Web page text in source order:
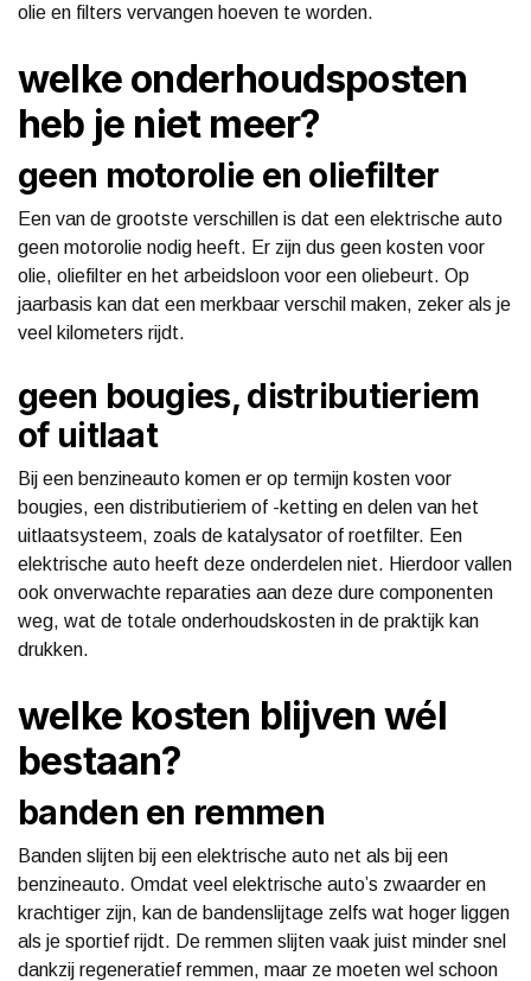
olie en filters vervangen hoeven te worden.
welke onderhoudsposten
heb je niet meer?
geen motorolie en oliefilter
Een van de grootste verschillen is dat een elektrische auto
geen motorolie nodig heeft. Er zijn dus geen kosten voor
olie, oliefilter en het arbeidsloon voor een oliebeurt. Op
jaarbasis kan dat een merkbaar verschil maken, zeker als je
veel kilometers rijdt.
geen bougies, distributieriem
of uitlaat
Bij een benzineauto komen er op termijn kosten voor
bougies, een distributieriem of -ketting en delen van het
uitlaatsysteem, zoals de katalysator of roetfilter. Een
elektrische auto heeft deze onderdelen niet. Hierdoor vallen
ook onverwachte reparaties aan deze dure componenten
weg, wat de totale onderhoudskosten in de praktijk kan
drukken.
welke kosten blijven wél
bestaan?
banden en remmen
Banden slijten bij een elektrische auto net als bij een
benzineauto. Omdat veel elektrische auto’s zwaarder en
krachtiger zijn, kan de bandenslijtage zelfs wat hoger liggen
als je sportief rijdt. De remmen slijten vaak juist minder snel
dankzij regeneratief remmen, maar ze moeten wel schoon